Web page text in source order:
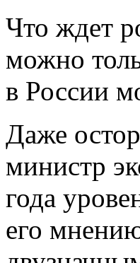
Что ждет
можно
в России
Даже
министр
года
его